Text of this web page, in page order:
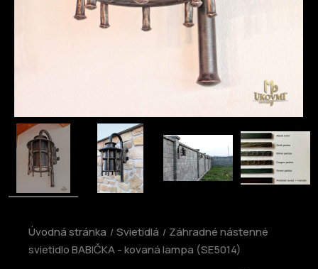
Úvodná stránka Svietidlá
Záhradné nástenné
svietidlo BABIČKA - kovaná lampa (SE5014)